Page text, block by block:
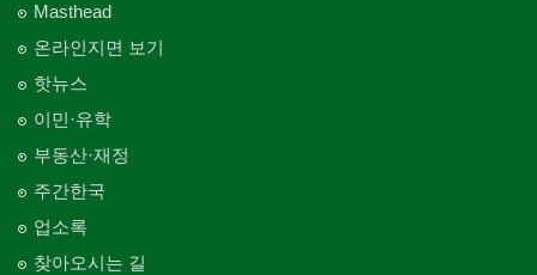
Masthead
온라인지면 보기
핫뉴스
이민·유학
부동산·재정
주간한국
업소록
찾아오시는 길